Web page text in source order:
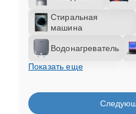
Стиральная
машина
Водонагреватель
Показать еще